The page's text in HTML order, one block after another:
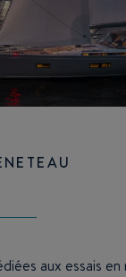
aux essais